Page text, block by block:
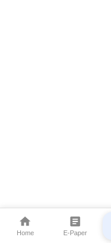
Home E-Paper